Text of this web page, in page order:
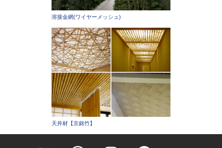
溶接金網(ワイヤーメッシュ)
天井材【京銘竹】